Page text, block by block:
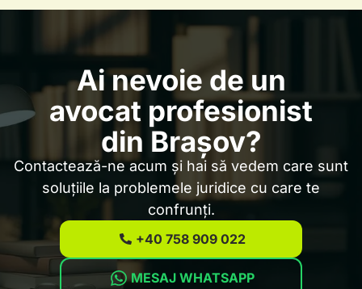
Ai nevoie de un
avocat profesionist
din Brașov?
Contactează-ne acum și hai să vedem care sunt
soluțiile la problemele juridice cu care te
confrunți.
+40 758 909 022
MESAJ WHATSAPP